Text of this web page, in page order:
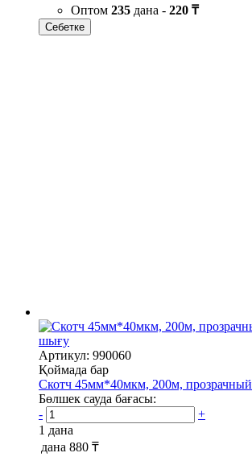
Оптом 235 дана - 220 ₸
Себетке
шығу
Артикул: 990060
Қоймада бар
Скотч 45мм*40мкм, 200м, прозрачный
Бөлшек сауда бағасы:
-
+
1 дана
дана 880 ₸